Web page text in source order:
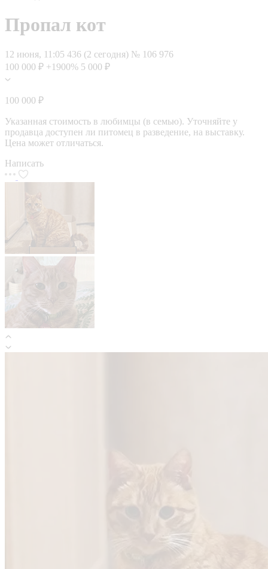
Пропал кот
12 июня, 11:05 436 (2 сегодня) № 106 976
100 000 ₽ +1900% 5 000 ₽
100 000 ₽
Указанная стоимость в любимцы (в семью). Уточняйте у
продавца доступен ли питомец в разведение, на выставку.
Цена может отличаться.
Написать